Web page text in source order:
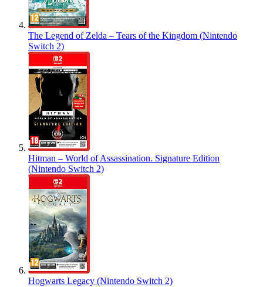
The Legend of Zelda – Tears of the Kingdom (Nintendo
Switch 2)
Hitman – World of Assassination. Signature Edition
(Nintendo Switch 2)
Hogwarts Legacy (Nintendo Switch 2)